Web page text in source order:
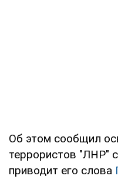
Об этом сообщил
террористов "ЛНР"
приводит его слова